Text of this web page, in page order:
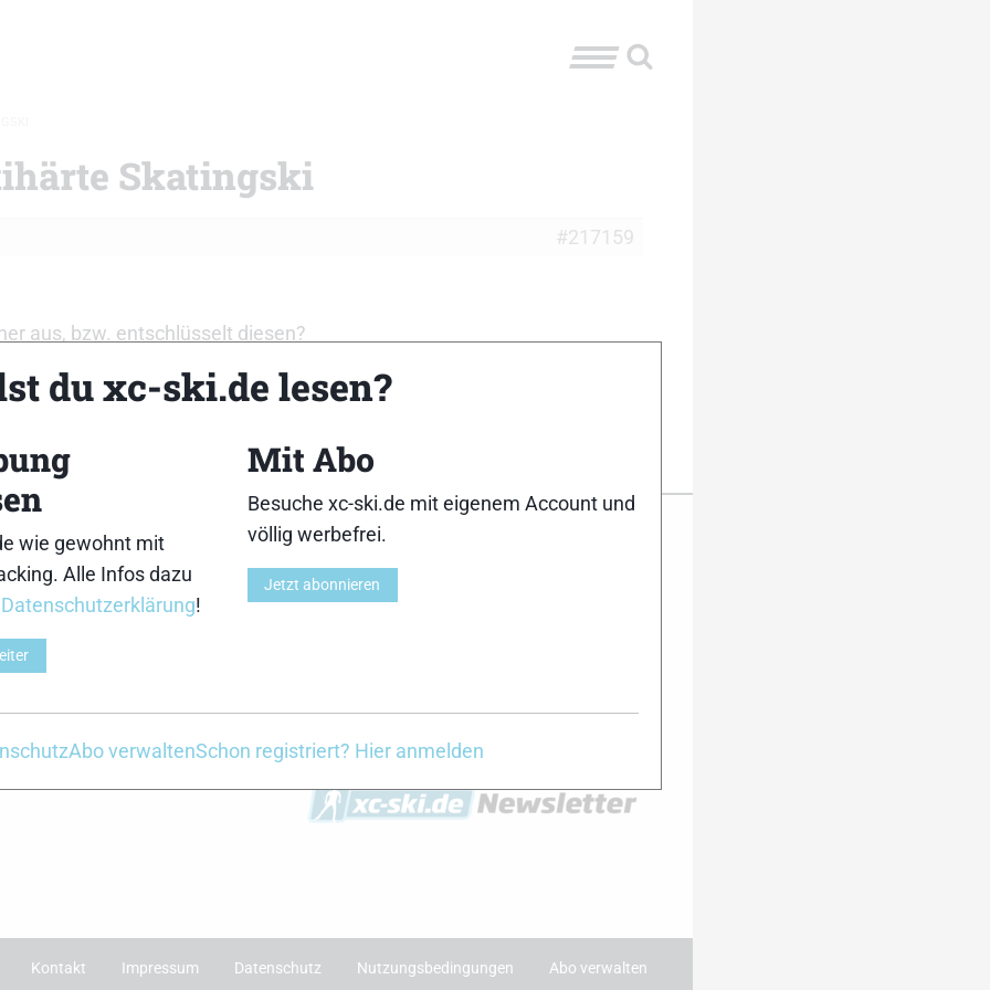
Skatingski
#217159
aus, bzw. entschlüsselt diesen?
facebook
xc-ski.de Newsletter Anmeldung
Du willst immer aktuell auf dem
Laufenden bleiben? Dann melde dich
News und Themen in dein Postfach.
Einfach hier anmelden:
Kontakt Impressum Datenschutz Nutzungsbedingungen Abo verwalten
du xc-ski.de lesen?
wie gewohnt mit
Alle Infos dazu
Datenschutzerklärung!
Mit Abo
Besuche xc-ski.de mit eigenem Account und
völlig werbefrei.
Jetzt abonnieren
Abo verwaltenSchon registriert? Hier anmelden